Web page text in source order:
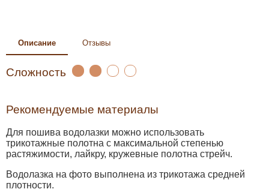
Описание Отзывы
Сложность
Рекомендуемые материалы
Для пошива водолазки можно использовать
трикотажные полотна с максимальной степенью
растяжимости, лайкру, кружевные полотна стрейч.
Водолазка на фото выполнена из трикотажа средней
плотности.